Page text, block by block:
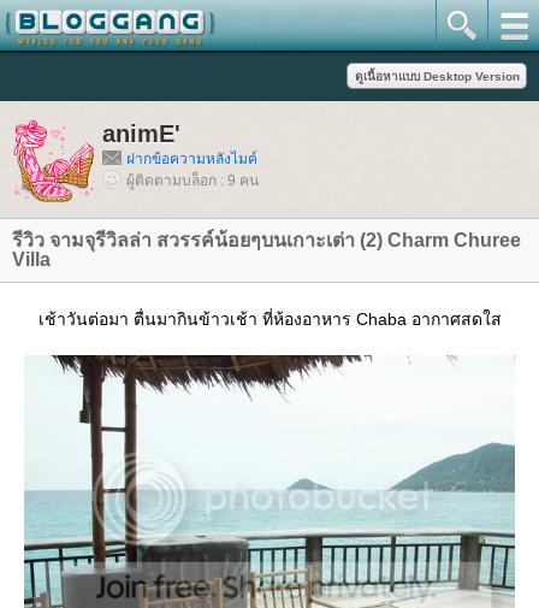
animE'
ฝากข้อความหลังไมค์
ผู้ติดตามบล็อก : 9 คน
รีวิว จามจุรีวิลล่า สวรรค์น้อยๆบนเกาะเต่า (2) Charm Churee
Villa
เช้าวันต่อมา ตื่นมากินข้าวเช้า ที่ห้องอาหาร Chaba อากาศสดใส